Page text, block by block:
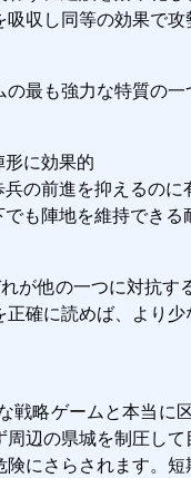
収し同等の効果で
最も強力な特質の
に効果的
の前進を抑えるのに
も陣地を維持でき
が他の一つに対抗
確に読めば、より
戦略ゲームと本当に
辺の県城を制圧し
にさらされます。